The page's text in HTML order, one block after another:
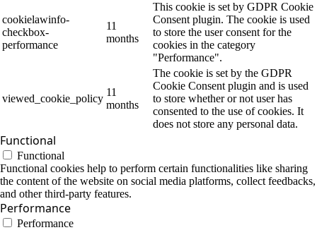
cookielawinfo-
checkbox-
performance
11
months
This cookie is set by GDPR Cookie
Consent plugin. The cookie is used
to store the user consent for the
cookies in the category
"Performance".
viewed_cookie_policy
11
months
The cookie is set by the GDPR
Cookie Consent plugin and is used
to store whether or not user has
consented to the use of cookies. It
does not store any personal data.
Functional
Functional
Functional cookies help to perform certain functionalities like sharing
the content of the website on social media platforms, collect feedbacks,
and other third-party features.
Performance
Performance